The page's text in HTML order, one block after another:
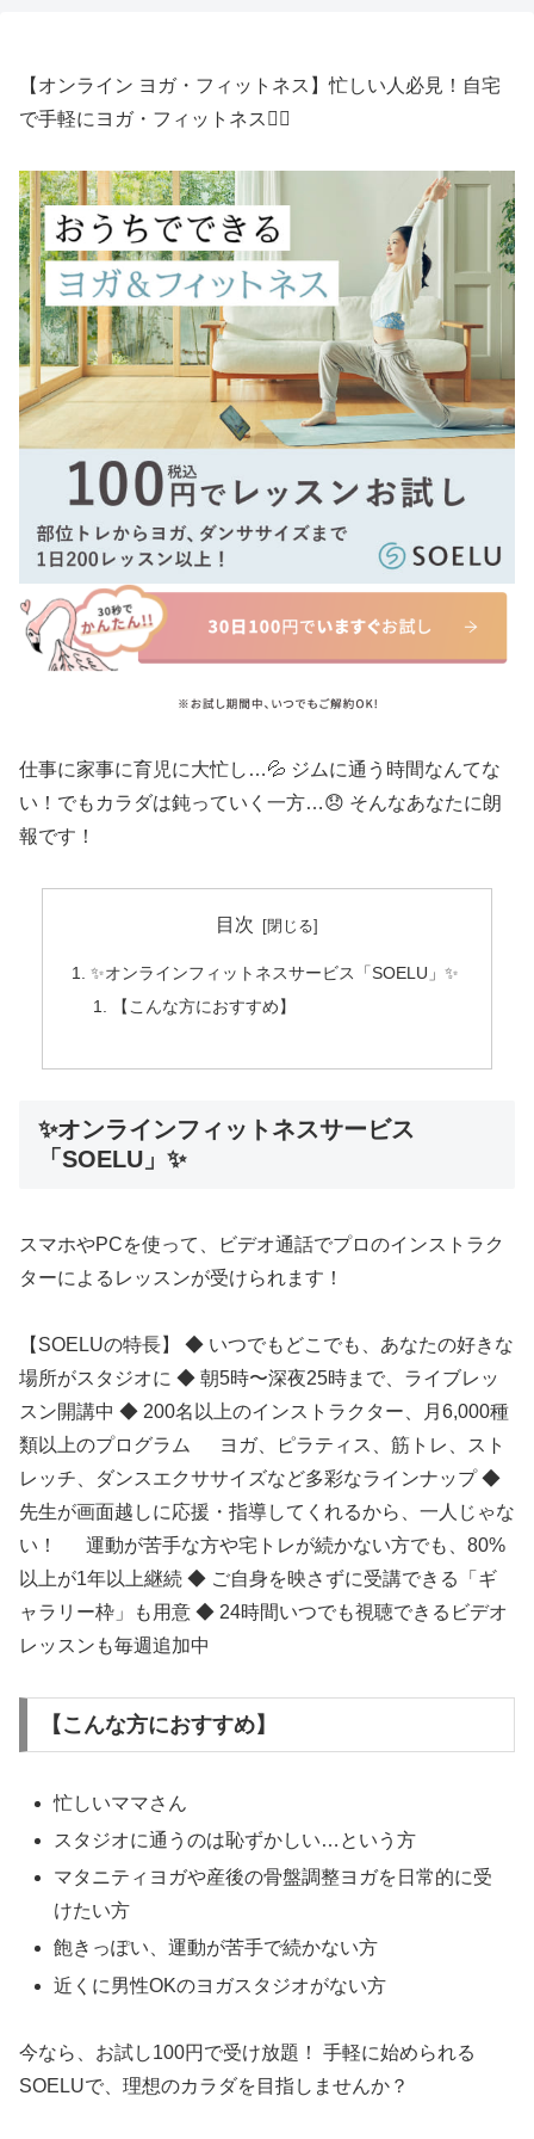
【オンライン ヨガ・フィットネス】忙しい人必見！自宅
で手軽にヨガ・フィットネス🧘‍♀️
仕事に家事に育児に大忙し…💦 ジムに通う時間なんてな
い！でもカラダは鈍っていく一方…😞 そんなあなたに朗
報です！
目次
✨オンラインフィットネスサービス「SOELU」✨
【こんな方におすすめ】
✨オンラインフィットネスサービス
「SOELU」✨
スマホやPCを使って、ビデオ通話でプロのインストラク
ターによるレッスンが受けられます！
【SOELUの特長】 ◆ いつでもどこでも、あなたの好きな
場所がスタジオに ◆ 朝5時〜深夜25時まで、ライブレッ
スン開講中 ◆ 200名以上のインストラクター、月6,000種
類以上のプログラム ヨガ、ピラティス、筋トレ、スト
レッチ、ダンスエクササイズなど多彩なラインナップ ◆
先生が画面越しに応援・指導してくれるから、一人じゃな
い！ 運動が苦手な方や宅トレが続かない方でも、80%
以上が1年以上継続 ◆ ご自身を映さずに受講できる「ギ
ャラリー枠」も用意 ◆ 24時間いつでも視聴できるビデオ
レッスンも毎週追加中
【こんな方におすすめ】
忙しいママさん
スタジオに通うのは恥ずかしい…という方
マタニティヨガや産後の骨盤調整ヨガを日常的に受
けたい方
飽きっぽい、運動が苦手で続かない方
近くに男性OKのヨガスタジオがない方
今なら、お試し100円で受け放題！ 手軽に始められる
SOELUで、理想のカラダを目指しませんか？